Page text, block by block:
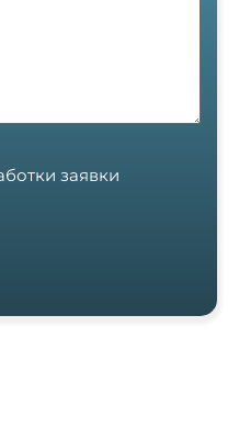
заявки